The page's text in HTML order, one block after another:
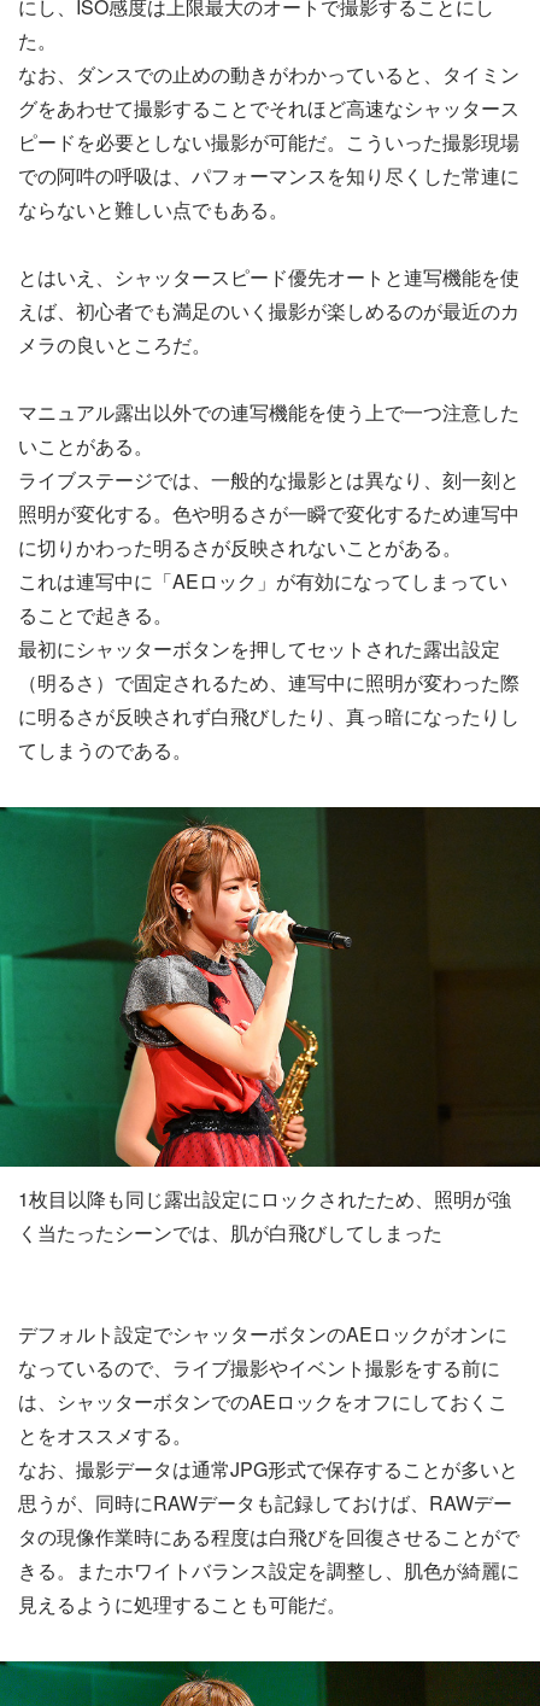
にし、ISO感度は上限最大のオートで撮影することにし
た。
なお、ダンスでの止めの動きがわかっていると、タイミン
グをあわせて撮影することでそれほど高速なシャッタース
ピードを必要としない撮影が可能だ。こういった撮影現場
での阿吽の呼吸は、パフォーマンスを知り尽くした常連に
ならないと難しい点でもある。
とはいえ、シャッタースピード優先オートと連写機能を使
えば、初心者でも満足のいく撮影が楽しめるのが最近のカ
メラの良いところだ。
マニュアル露出以外での連写機能を使う上で一つ注意した
いことがある。
ライブステージでは、一般的な撮影とは異なり、刻一刻と
照明が変化する。色や明るさが一瞬で変化するため連写中
に切りかわった明るさが反映されないことがある。
これは連写中に「AEロック」が有効になってしまってい
ることで起きる。
最初にシャッターボタンを押してセットされた露出設定
（明るさ）で固定されるため、連写中に照明が変わった際
に明るさが反映されず白飛びしたり、真っ暗になったりし
てしまうのである。
1枚目以降も同じ露出設定にロックされたため、照明が強
く当たったシーンでは、肌が白飛びしてしまった
デフォルト設定でシャッターボタンのAEロックがオンに
なっているので、ライブ撮影やイベント撮影をする前に
は、シャッターボタンでのAEロックをオフにしておくこ
とをオススメする。
なお、撮影データは通常JPG形式で保存することが多いと
思うが、同時にRAWデータも記録しておけば、RAWデー
タの現像作業時にある程度は白飛びを回復させることがで
きる。またホワイトバランス設定を調整し、肌色が綺麗に
見えるように処理することも可能だ。